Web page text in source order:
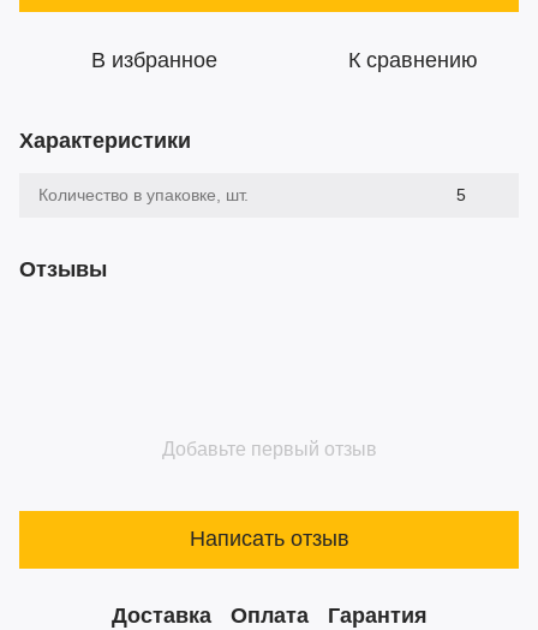
В избранное К сравнению
Характеристики
Количество в упаковке, шт. 5
Отзывы
Добавьте первый отзыв
Написать отзыв
Доставка Оплата Гарантия